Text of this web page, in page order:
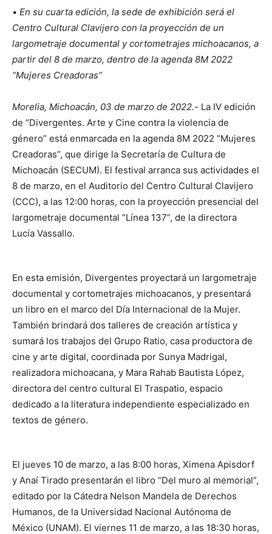
• En su cuarta edición, la sede de exhibición será el
Centro Cultural Clavijero con la proyección de un
largometraje documental y cortometrajes michoacanos, a
partir del 8 de marzo, dentro de la agenda 8M 2022
“Mujeres Creadoras”
Morelia, Michoacán, 03 de marzo de 2022.- La IV edición
de “Divergentes. Arte y Cine contra la violencia de
género” está enmarcada en la agenda 8M 2022 “Mujeres
Creadoras”, que dirige la Secretaría de Cultura de
Michoacán (SECUM). El festival arranca sus actividades el
8 de marzo, en el Auditorio del Centro Cultural Clavijero
(CCC), a las 12:00 horas, con la proyección presencial del
largometraje documental “Línea 137”, de la directora
Lucía Vassallo.
En esta emisión, Divergentes proyectará un largometraje
documental y cortometrajes michoacanos, y presentará
un libro en el marco del Día Internacional de la Mujer.
También brindará dos talleres de creación artística y
sumará los trabajos del Grupo Ratio, casa productora de
cine y arte digital, coordinada por Sunya Madrigal,
realizadora michoacana, y Mara Rahab Bautista López,
directora del centro cultural El Traspatio, espacio
dedicado a la literatura independiente especializado en
textos de género.
El jueves 10 de marzo, a las 8:00 horas, Ximena Apisdorf
y Anaí Tirado presentarán el libro “Del muro al memorial”,
editado por la Cátedra Nelson Mandela de Derechos
Humanos, de la Universidad Nacional Autónoma de
México (UNAM). El viernes 11 de marzo, a las 18:30 horas,